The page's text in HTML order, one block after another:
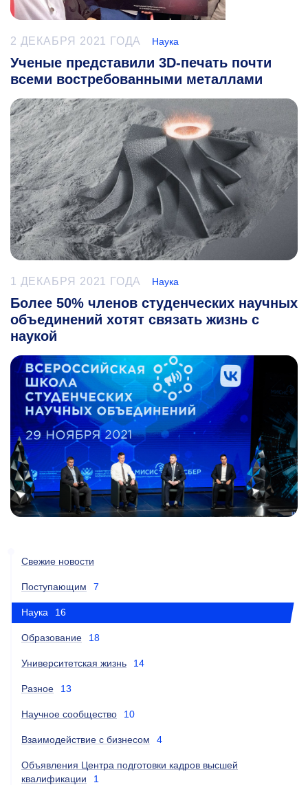
2 ДЕКАБРЯ 2021 ГОДА Наука
Ученые представили 3D-печать почти
всеми востребованными металлами
1 ДЕКАБРЯ 2021 ГОДА Наука
Более 50% членов студенческих научных
объединений хотят связать жизнь с
наукой
Свежие новости
Поступающим 7
Наука 16
Образование 18
Университетская жизнь 14
Разное 13
Научное сообщество 10
Взаимодействие с бизнесом 4
Объявления Центра подготовки кадров высшей
квалификации
1